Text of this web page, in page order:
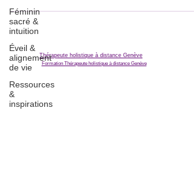
Féminin
sacré &
intuition
Éveil &
alignement
de vie
Ressources
&
inspirations
Formation Thérapeute holistique à distance Genève
Thérapeute holistique à distance Genève